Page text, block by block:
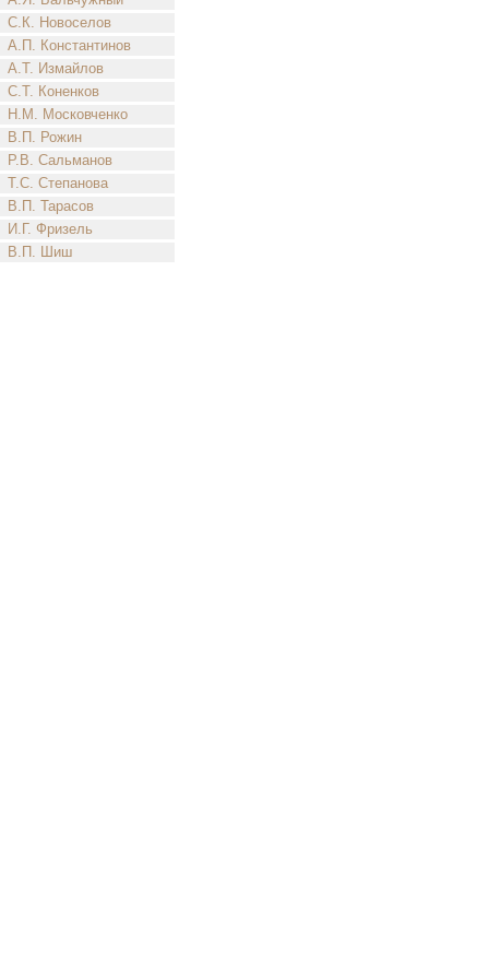
С.К. Новоселов
А.П. Константинов
А.Т. Измайлов
С.Т. Коненков
Н.М. Московченко
В.П. Рожин
Р.В. Сальманов
Т.С. Степанова
В.П. Тарасов
И.Г. Фризель
В.П. Шиш